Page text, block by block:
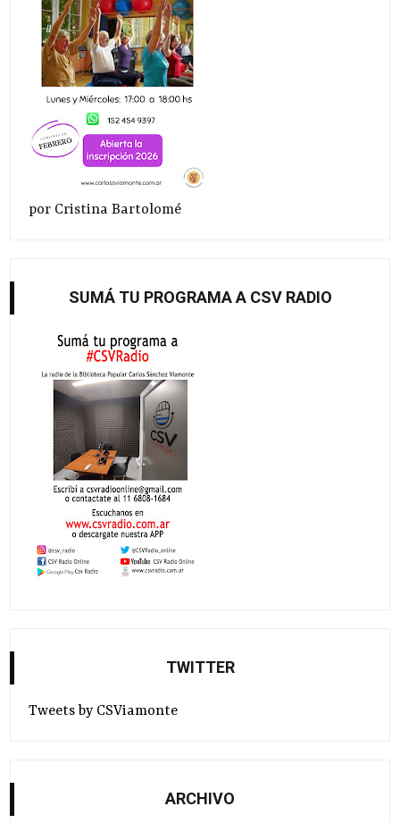
por Cristina Bartolomé
SUMÁ TU PROGRAMA A CSV RADIO
TWITTER
Tweets by CSViamonte
ARCHIVO